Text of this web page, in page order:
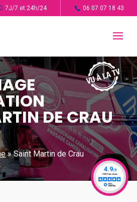
7J/7 et 24h/24 06 07 07 18 43
DE CRAU
»Saint Martin de Crau